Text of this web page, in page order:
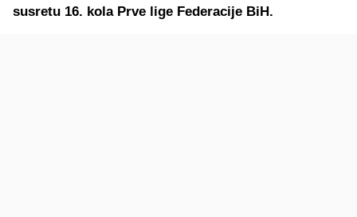
susretu 16. kola Prve lige Federacije BiH.